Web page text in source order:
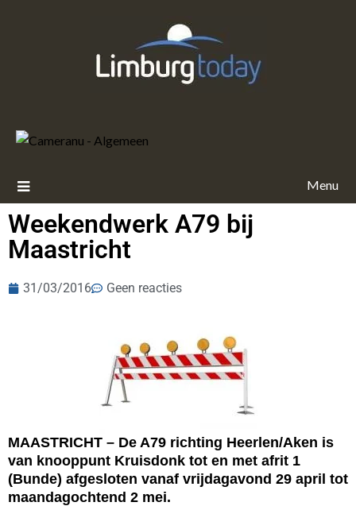
Menu
Weekendwerk A79 bij
Maastricht
31/03/2016 Geen reacties
MAASTRICHT – De A79 richting Heerlen/Aken is
van knooppunt Kruisdonk tot en met afrit 1
(Bunde) afgesloten vanaf vrijdagavond 29 april tot
maandagochtend 2 mei.